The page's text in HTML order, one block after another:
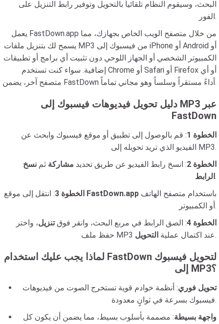
البحث، وسيقوم النظام تلقائياً بالتحويل وتوفير رابط التنزيل على
الفور.
يعمل FastDown.app من خلال متصفح الويب الخاص بجهازك، مما
يسمح لك بتنزيل ملفات MP3 من فيسبوك إلى iPhone أو Android أو
الكمبيوتر الشخصي أو الجهاز اللوحي دون تثبيت أي برامج أو تطبيقات
إضافية. سواء كنت تستخدم Chrome أو Safari أو Firefox أو أي
متصفح آخر، يضمن FastDown أداءً مستقراً وسلساً وهو مجاني تماماً.
دليل تحويل فيديوهات فيسبوك إلى MP3 عبر
FastDown
الخطوة 1
: قم بالوصول إلى تطبيق أو موقع فيسبوك وابحث عن
الفيديو الذي تريد تحويله إلى MP3.
الخطوة 2
: انسخ رابط الفيديو عن طريق تحديد مشاركة ثم نسخ
الرابط.
الخطوة 3 FastDown.app
أو الكمبيوتر.
الخطوة 4
: الصق الرابط في مربع البحث، وانقر فوقتنزيل، واختر
حفظ ملف MP3 عند اكتمال عملية التحويل .
لماذا يجب عليك استخدام FastDown لتحويل فيسبوك
إلى MP3؟
تحويل فوري: أنظمة خوادم قوية تستخرج الصوت من فيديوهات
فيسبوك بسرعة في ثوانٍ معدودة.
واجهة بسيطة: مصممة بأسلوب بسيط، مما يضمن أن يكون كل